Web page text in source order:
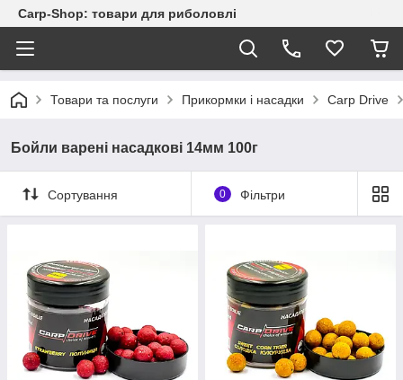
Carp-Shop: товари для риболовлі
Товари та послуги Прикормки і насадки Carp Drive
Бойли варені насадкові 14мм 100г
Сортування 0 Фільтри